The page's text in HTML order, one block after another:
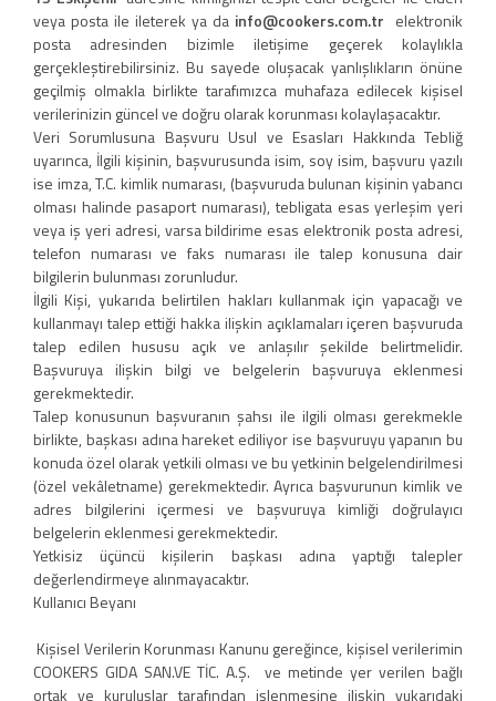
veya posta ile ileterek ya da info@cookers.com.tr elektronik
posta adresinden bizimle iletişime geçerek kolaylıkla
gerçekleştirebilirsiniz. Bu sayede oluşacak yanlışlıkların önüne
geçilmiş olmakla birlikte tarafımızca muhafaza edilecek kişisel
verilerinizin güncel ve doğru olarak korunması kolaylaşacaktır.
Veri Sorumlusuna Başvuru Usul ve Esasları Hakkında Tebliğ
uyarınca, İlgili kişinin, başvurusunda isim, soy isim, başvuru yazılı
ise imza, T.C. kimlik numarası, (başvuruda bulunan kişinin yabancı
olması halinde pasaport numarası), tebligata esas yerleşim yeri
veya iş yeri adresi, varsa bildirime esas elektronik posta adresi,
telefon numarası ve faks numarası ile talep konusuna dair
bilgilerin bulunması zorunludur.
İlgili Kişi, yukarıda belirtilen hakları kullanmak için yapacağı ve
kullanmayı talep ettiği hakka ilişkin açıklamaları içeren başvuruda
talep edilen hususu açık ve anlaşılır şekilde belirtmelidir.
Başvuruya ilişkin bilgi ve belgelerin başvuruya eklenmesi
gerekmektedir.
Talep konusunun başvuranın şahsı ile ilgili olması gerekmekle
birlikte, başkası adına hareket ediliyor ise başvuruyu yapanın bu
konuda özel olarak yetkili olması ve bu yetkinin belgelendirilmesi
(özel vekâletname) gerekmektedir. Ayrıca başvurunun kimlik ve
adres bilgilerini içermesi ve başvuruya kimliği doğrulayıcı
belgelerin eklenmesi gerekmektedir.
Yetkisiz üçüncü kişilerin başkası adına yaptığı talepler
değerlendirmeye alınmayacaktır.
Kullanıcı Beyanı
Kişisel Verilerin Korunması Kanunu gereğince, kişisel verilerimin
COOKERS GIDA SAN.VE TİC. A.Ş. ve metinde yer verilen bağlı
ortak ve kuruluşlar tarafından işlenmesine ilişkin yukarıdaki